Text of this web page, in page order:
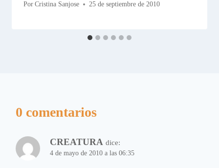
Por Cristina Sanjose 25 de septiembre de 2010
0 comentarios
CREATURA dice:
4 de mayo de 2010 a las 06:35